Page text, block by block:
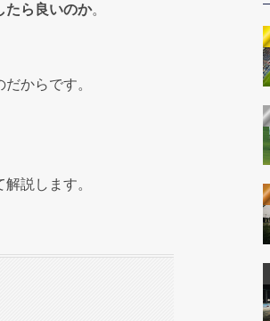
たら良いのか。
からです。
解説します。